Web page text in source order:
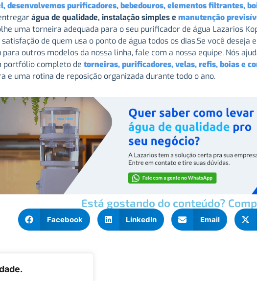
desenvolvemos purificadores, bebedouros, elementos filtrantes,
água de qualidade, instalação simples e manutenção
uma torneira adequada para o seu purificador de água Lazarios
de quem usa o ponto de água todos os dias.Se você
outros modelos da nossa linha, fale com a nossa equipe. Nós
portfólio completo de torneiras, purificadores, velas, refis, boias e
e uma rotina de reposição organizada durante todo o ano.
Está gostando do conteúdo?
Facebook LinkedIn Email